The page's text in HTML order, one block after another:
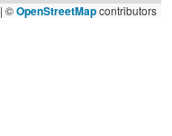
| ©OpenStreetMapcontributors